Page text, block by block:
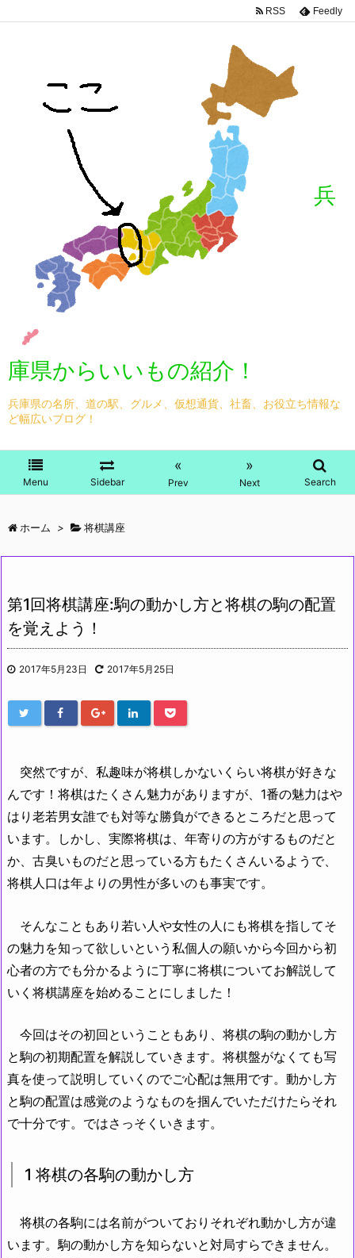
兵
庫県からいいもの紹介！
兵庫県の名所、道の駅、グルメ、仮想通貨、社畜、お役立ち情報な
ど幅広いブログ！
Menu Sidebar
«
Prev
»
Next Search
RSS Feedly
ホーム > 将棋講座
第1回将棋講座:駒の動かし方と将棋の駒の配置
を覚えよう！
2017年5月23日 2017年5月25日
突然ですが、私趣味が将棋しかないくらい将棋が好きな
んです！将棋はたくさん魅力がありますが、1番の魅力はや
はり老若男女誰でも対等な勝負ができるところだと思って
います。しかし、実際将棋は、年寄りの方がするものだと
か、古臭いものだと思っている方もたくさんいるようで、
将棋人口は年よりの男性が多いのも事実です。
そんなこともあり若い人や女性の人にも将棋を指してそ
の魅力を知って欲しいという私個人の願いから今回から初
心者の方でも分かるように丁寧に将棋についてお解説して
いく将棋講座を始めることにしました！
今回はその初回ということもあり、将棋の駒の動かし方
と駒の初期配置を解説していきます。将棋盤がなくても写
真を使って説明していくのでご心配は無用です。動かし方
と駒の配置は感覚のようなものを掴んでいただけたらそれ
で十分です。ではさっそくいきます。
1 将棋の各駒の動かし方
将棋の各駒には名前がついておりそれぞれ動かし方が違
います。駒の動かし方を知らないと対局すらできません。